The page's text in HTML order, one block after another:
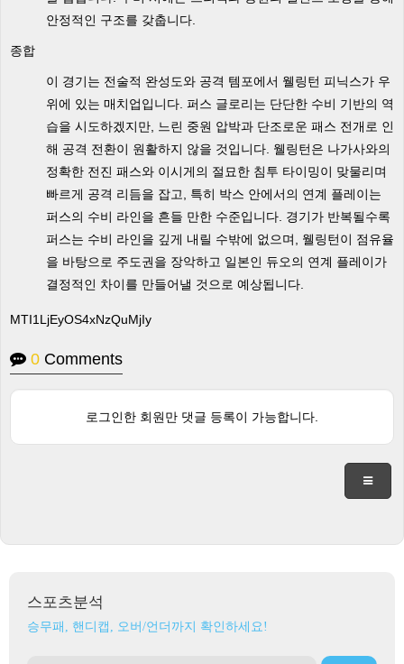
안정적인 구조를 갖춥니다.
종합
이 경기는 전술적 완성도와 공격 템포에서 웰링턴 피닉스가 우
위에 있는 매치업입니다. 퍼스 글로리는 단단한 수비 기반의 역
습을 시도하겠지만, 느린 중원 압박과 단조로운 패스 전개로 인
해 공격 전환이 원활하지 않을 것입니다. 웰링턴은 나가사와의
정확한 전진 패스와 이시게의 절묘한 침투 타이밍이 맞물리며
빠르게 공격 리듬을 잡고, 특히 박스 안에서의 연계 플레이는
퍼스의 수비 라인을 흔들 만한 수준입니다. 경기가 반복될수록
퍼스는 수비 라인을 깊게 내릴 수밖에 없으며, 웰링턴이 점유율
을 바탕으로 주도권을 장악하고 일본인 듀오의 연계 플레이가
결정적인 차이를 만들어낼 것으로 예상됩니다.
MTI1LjEyOS4xNzQuMjIy
0 Comments
로그인한 회원만 댓글 등록이 가능합니다.
스포츠분석
승무패, 핸디캡, 오버/언더까지 확인하세요!